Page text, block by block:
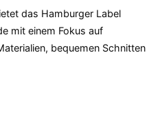
das Hamburger Label
mit einem Fokus auf
bequemen Schnitten